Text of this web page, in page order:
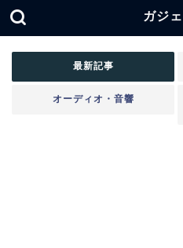
ガジ
最新記事
オーディオ・音響